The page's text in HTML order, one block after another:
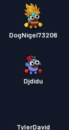
DogNigel73206
Djdidu
TylerDavid